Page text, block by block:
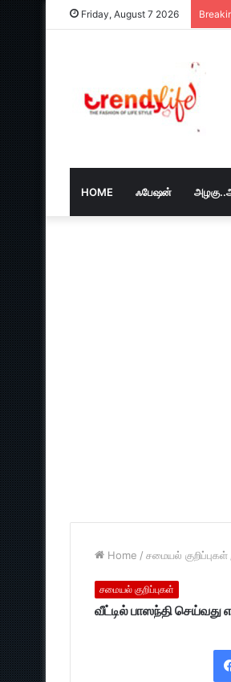
Friday, August 7 2026
HOME ஃபேஷன்
Home / சமையல் குறிப்புகள்
சமையல் குறிப்புகள்
வீட்டில் பாஸந்தி செய்வது